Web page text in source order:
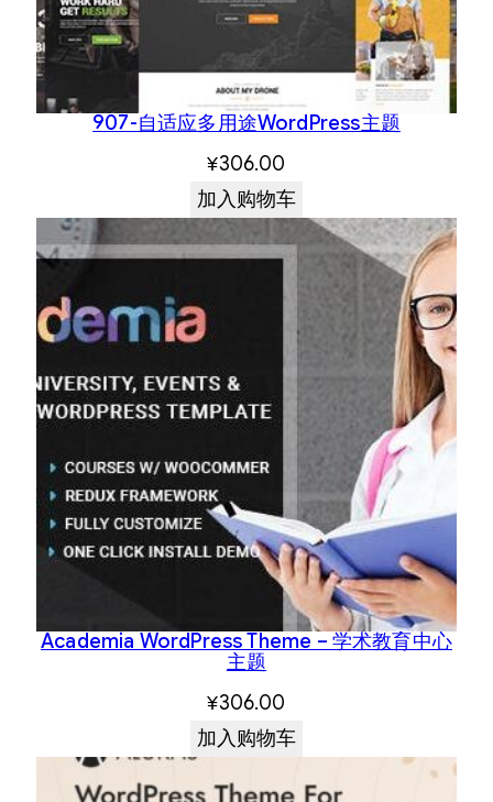
907-自适应多用途WordPress主题
¥306.00
加入购物车
Academia WordPress Theme – 学术教育中心
主题
¥306.00
加入购物车